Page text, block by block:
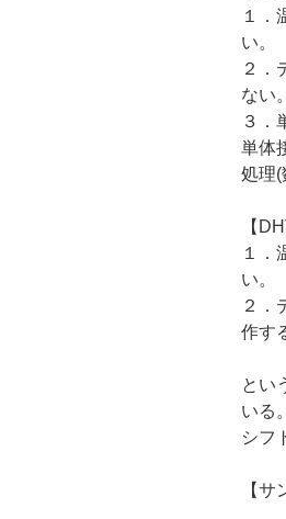
１．
い。
２．
ない。
３．
単体
処理(
【
１．
い。
２．
作す
とい
いる
シフ
【サ